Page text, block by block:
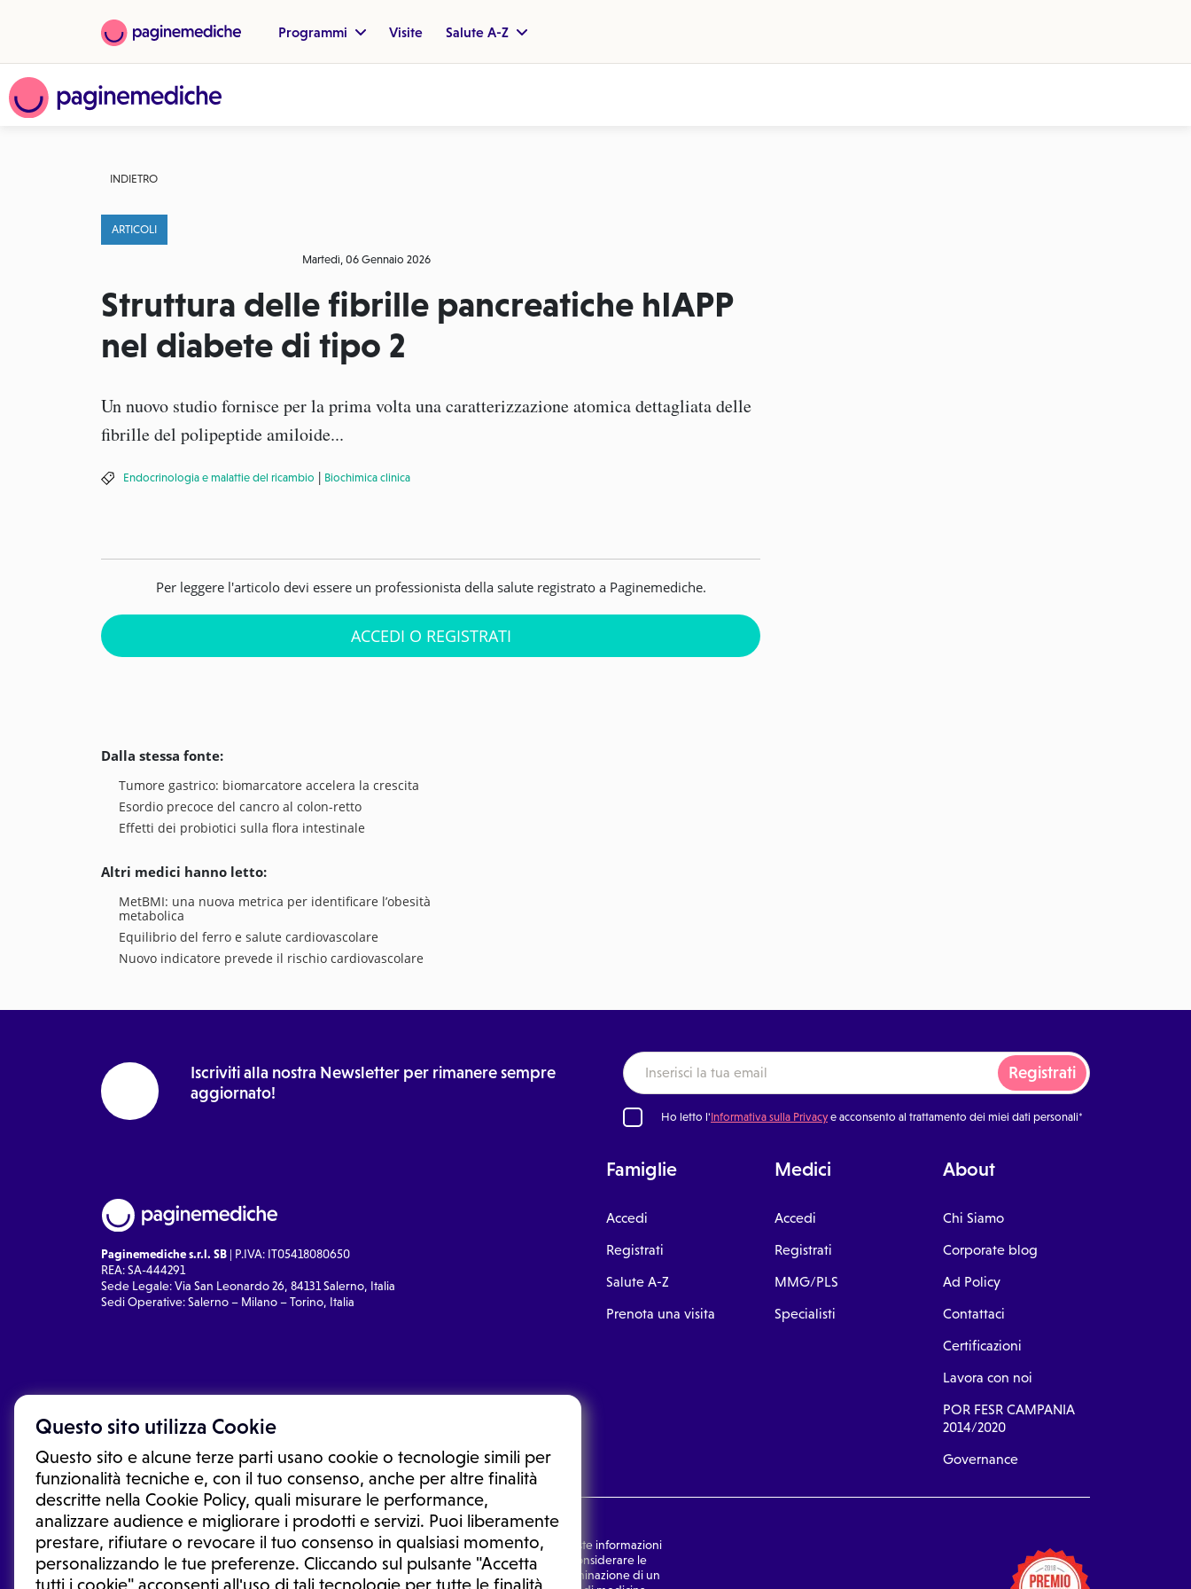
Questo sito utilizza Cookie
Questo sito e alcune terze parti usano cookie o tecnologie simili per
funzionalità tecniche e, con il tuo consenso, anche per altre finalità
descritte nella Cookie Policy, quali misurare le performance,
analizzare audience e migliorare i prodotti e servizi. Puoi liberamente
prestare, rifiutare o revocare il tuo consenso in qualsiasi momento,
personalizzando le tue preferenze. Cliccando sul pulsante "Accetta
tutti i cookie" acconsenti all'uso di tali tecnologie per tutte le finalità
Programmi Visite Salute A-Z
INDIETRO
ARTICOLI
Martedì, 06 Gennaio 2026
Struttura delle fibrille pancreatiche hIAPP
nel diabete di tipo 2
Un nuovo studio fornisce per la prima volta una caratterizzazione atomica dettagliata delle
fibrille del polipeptide amiloide...
Endocrinologia e malattie del ricambio | Biochimica clinica
Per leggere l'articolo devi essere un professionista della salute registrato a Paginemediche.
ACCEDI O REGISTRATI
Dalla stessa fonte:
Tumore gastrico: biomarcatore accelera la crescita
Esordio precoce del cancro al colon-retto
Effetti dei probiotici sulla flora intestinale
Altri medici hanno letto:
MetBMI: una nuova metrica per identificare l’obesità
metabolica
Equilibrio del ferro e salute cardiovascolare
Nuovo indicatore prevede il rischio cardiovascolare
Iscriviti alla nostra Newsletter per rimanere sempre
aggiornato!
Registrati
Ho letto l'Informativa sulla Privacye acconsento al trattamento dei miei dati personali*
Paginemediche s.r.l. SB | P.IVA: IT05418080650
REA: SA-444291
Sede Legale: Via San Leonardo 26, 84131 Salerno, Italia
Sedi Operative: Salerno – Milano – Torino, Italia
Famiglie
Accedi
Registrati
Salute A-Z
Prenota una visita
Medici
Accedi
Registrati
MMG/PLS
Specialisti
About
Chi Siamo
Corporate blog
Ad Policy
Contattaci
Certificazioni
Lavora con noi
POR FESR CAMPANIA
2014/2020
Governance
Le informazioni proposte in questo sito non sono un consulto medico. In nessun caso, queste informazioni
sostituiscono un consulto, una visita o una diagnosi formulata dal medico. Non si devono considerare le
informazioni disponibili come suggerimenti per la formulazione di una diagnosi, la determinazione di un